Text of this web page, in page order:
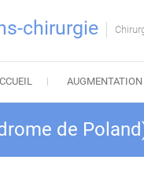
chirurgie
de